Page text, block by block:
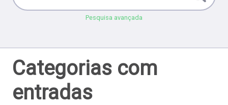
Pesquisa avançada
Categorias com
entradas